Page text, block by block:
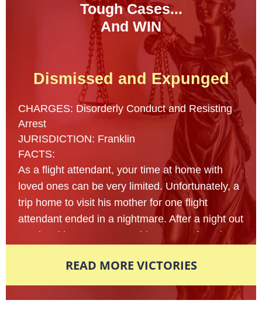
Tough Cases...
And WIN
Dismissed and Expunged
CHARGES: Disorderly Conduct and Resisting
Arrest
JURISDICTION: Franklin
FACTS:
As a flight attendant, your time at home with
loved ones can be very limited. Unfortunately, a
trip home to visit his mother for one flight
attendant ended in a nightmare. After a night out
at a local bar, a 23- year old man was found
nearly passed out from intoxication. Multiple
reports were made to the local police
department in fear that this man’s life was in
READ MORE VICTORIES